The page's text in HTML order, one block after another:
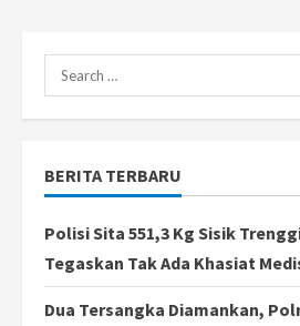
Search
for:
BERITA TERBARU
Polisi Sita 551,3 Kg Sisik
Tegaskan Tak Ada Khasiat
Dua Tersangka Diamankan,